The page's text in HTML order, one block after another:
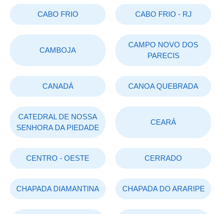
CABO FRIO CABO FRIO - RJ
CAMBOJA
CAMPO NOVO DOS
PARECIS
CANADÁ CANOA QUEBRADA
CATEDRAL DE NOSSA
SENHORA DA PIEDADE
CEARÁ
CENTRO - OESTE CERRADO
CHAPADA DIAMANTINA CHAPADA DO ARARIPE